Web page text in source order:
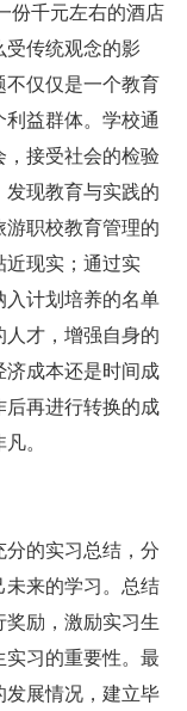
份千元左右的酒店
受传统观念的影
不仅仅是一个教育
益群体。学校通
接受社会的检验
现教育与实践的
游职校教育管理的
近现实；通过实
入计划培养的名单
人才，增强自身的
济成本还是时间成
后再进行转换的成
。
分的实习总结，分
未来的学习。总结
励，激励实习生
习的重要性。最
发展情况，建立毕